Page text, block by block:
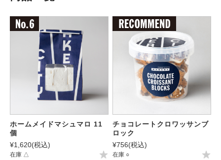
ホームメイドマシュマロ 11
個
¥1,620(税込)
在庫 △
チョコレートクロワッサンブ
ロック
¥756(税込)
在庫 ○